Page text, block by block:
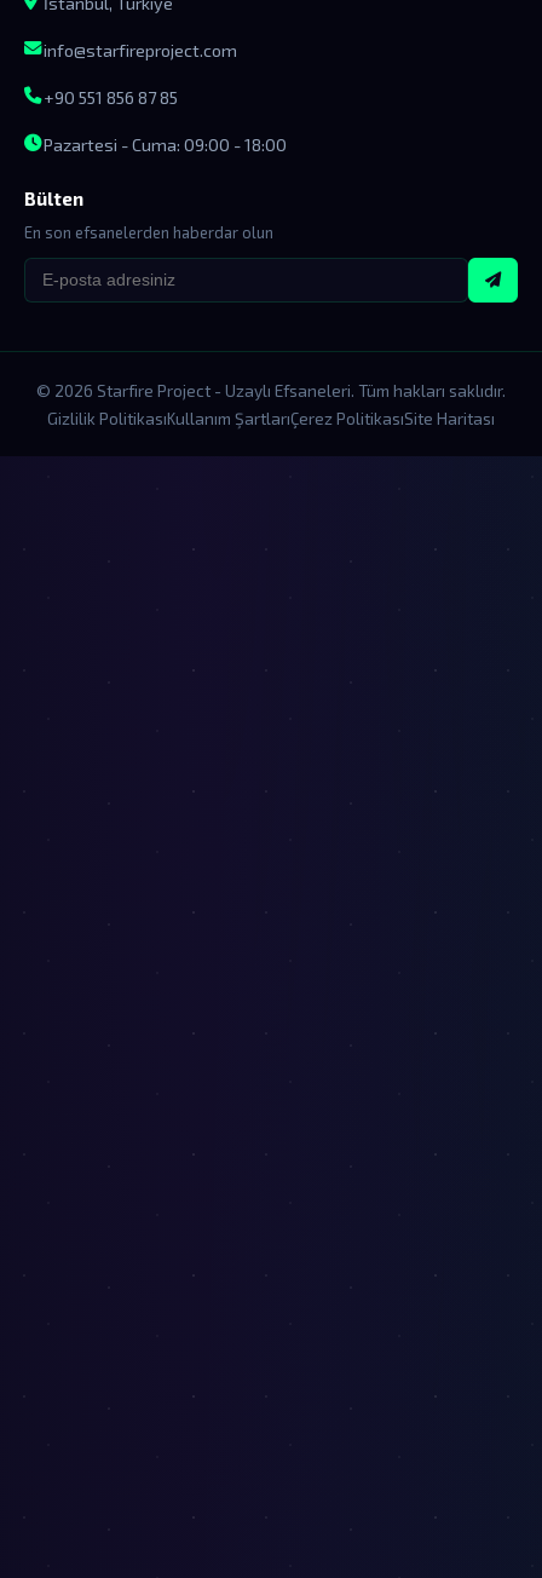
info@starfireproject.com
+90 551 856 87 85
Pazartesi - Cuma: 09:00 - 18:00
Bülten
En son efsanelerden haberdar olun
© 2026 Starfire Project - Uzaylı Efsaneleri. Tüm hakları saklıdır.
Gizlilik PolitikasıKullanım ŞartlarıÇerez PolitikasıSite Haritası